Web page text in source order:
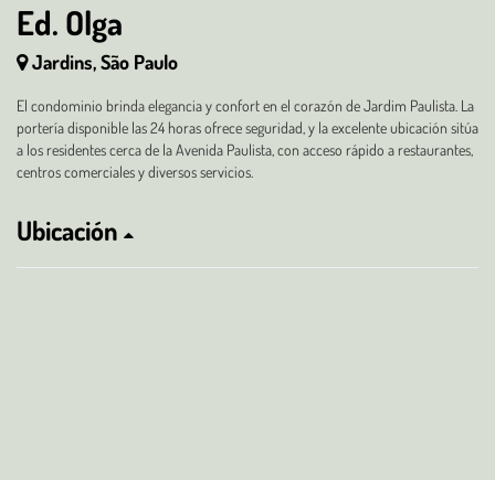
Ed. Olga
Jardins, São Paulo
El condominio brinda elegancia y confort en el corazón de Jardim Paulista. La
portería disponible las 24 horas ofrece seguridad, y la excelente ubicación sitúa
a los residentes cerca de la Avenida Paulista, con acceso rápido a restaurantes,
centros comerciales y diversos servicios.
Ubicación